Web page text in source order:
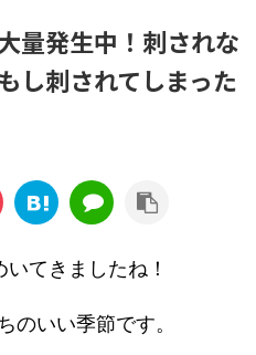
量発生中！刺されな
し刺されてしまった
てきましたね！
のいい季節です。